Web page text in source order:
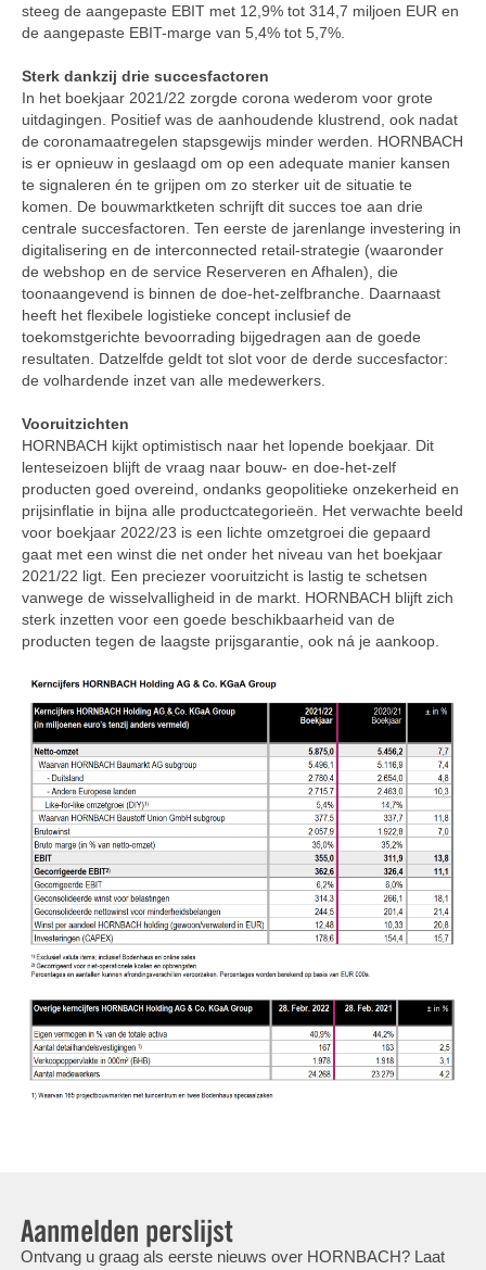
steeg de aangepaste EBIT met 12,9% tot 314,7 miljoen EUR en
de aangepaste EBIT-marge van 5,4% tot 5,7%.
Sterk dankzij drie succesfactoren
In het boekjaar 2021/22 zorgde corona wederom voor grote
uitdagingen. Positief was de aanhoudende klustrend, ook nadat
de coronamaatregelen stapsgewijs minder werden. HORNBACH
is er opnieuw in geslaagd om op een adequate manier kansen
te signaleren én te grijpen om zo sterker uit de situatie te
komen. De bouwmarktketen schrijft dit succes toe aan drie
centrale succesfactoren. Ten eerste de jarenlange investering in
digitalisering en de interconnected retail-strategie (waaronder
de webshop en de service Reserveren en Afhalen), die
toonaangevend is binnen de doe-het-zelfbranche. Daarnaast
heeft het flexibele logistieke concept inclusief de
toekomstgerichte bevoorrading bijgedragen aan de goede
resultaten. Datzelfde geldt tot slot voor de derde succesfactor:
de volhardende inzet van alle medewerkers.
Vooruitzichten
HORNBACH kijkt optimistisch naar het lopende boekjaar. Dit
lenteseizoen blijft de vraag naar bouw- en doe-het-zelf
producten goed overeind, ondanks geopolitieke onzekerheid en
prijsinflatie in bijna alle productcategorieën. Het verwachte beeld
voor boekjaar 2022/23 is een lichte omzetgroei die gepaard
gaat met een winst die net onder het niveau van het boekjaar
2021/22 ligt. Een preciezer vooruitzicht is lastig te schetsen
vanwege de wisselvalligheid in de markt. HORNBACH blijft zich
sterk inzetten voor een goede beschikbaarheid van de
producten tegen de laagste prijsgarantie, ook ná je aankoop.
Aanmelden perslijst
Ontvang u graag als eerste nieuws over HORNBACH? Laat